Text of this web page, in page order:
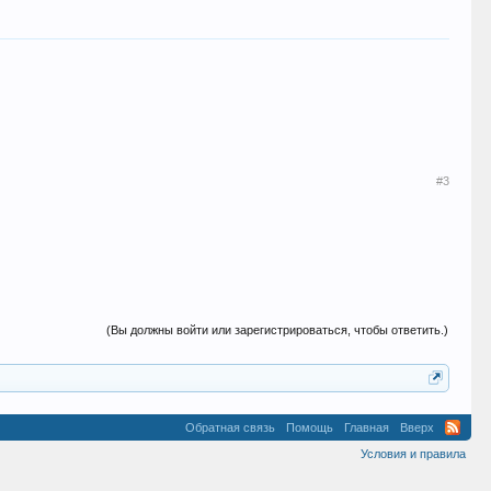
#3
(Вы должны войти или зарегистрироваться, чтобы ответить.)
Обратная связь Помощь Главная
Вверх
Условия и правила